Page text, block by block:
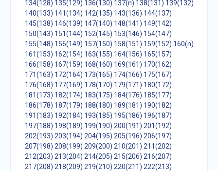
134(128) 135(129) 136(130) 137(n) 138(131) 139(132)
140(133) 141(134) 142(135) 143(136) 144(137)
145(138) 146(139) 147(140) 148(141) 149(142)
150(143) 151(144) 152(145) 153(146) 154(147)
155(148) 156(149) 157(150) 158(151) 159(152) 160(n)
161(153) 162(154) 163(155) 164(156) 165(157)
166(158) 167(159) 168(160) 169(161) 170(162)
171(163) 172(164) 173(165) 174(166) 175(167)
176(168) 177(169) 178(170) 179(171) 180(172)
181(173) 182(174) 183(175) 184(176) 185(177)
186(178) 187(179) 188(180) 189(181) 190(182)
191(183) 192(184) 193(185) 195(186) 196(187)
197(188) 198(189) 199(190) 200(191) 201(192)
202(193) 203(194) 204(195) 205(196) 206(197)
207(198) 208(199) 209(200) 210(201) 211(202)
212(203) 213(204) 214(205) 215(206) 216(207)
217(208) 218(209) 219(210) 220(211) 222(213)